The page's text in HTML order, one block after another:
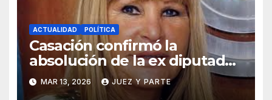
ACTUALIDAD POLÍTICA
Casación confirmó la
absolución de la ex diputada
Aída Ayala en una causa por
presunta corrupción
MAR 13, 2026 JUEZ Y PARTE